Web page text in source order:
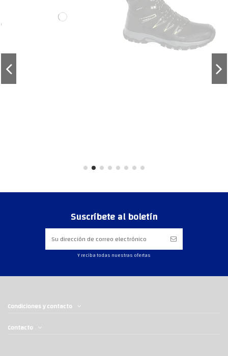
Suscríbete al boletín
Y reciba todas nuestras ofertas
Condiciones y contacto
Contacto